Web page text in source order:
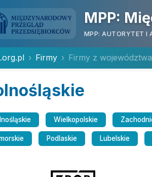
MPP:
MPP: AUTORYTET I
Firmy Firmy z
Wielkopolskie
Podlaskie Lubelskie